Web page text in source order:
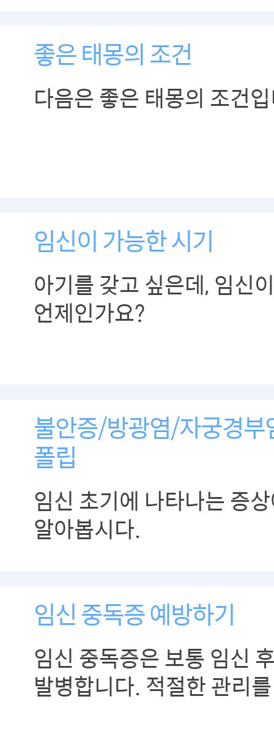
좋은 태몽의 조건
다음은 좋은 태몽의 조건
임신이 가능한 시기
아기를 갖고 싶은데, 임신
언제인가요?
불안증/방광염/자궁경
폴립
임신 초기에 나타나는 증
알아봅시다.
임신 중독증 예방하기
임신 중독증은 보통 임신
발병합니다. 적절한 관리